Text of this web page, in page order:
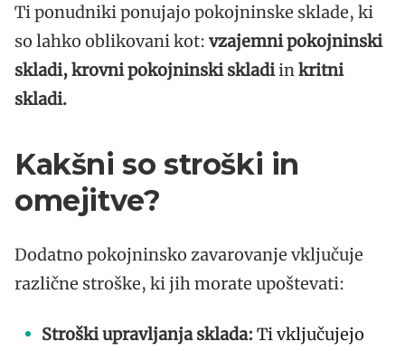
Ti ponudniki ponujajo pokojninske sklade, ki
so lahko oblikovani kot: vzajemni pokojninski
skladi, krovni pokojninski skladiin kritni
skladi.
Kakšni so stroški in
omejitve?
Dodatno pokojninsko zavarovanje vključuje
različne stroške, ki jih morate upoštevati:
Stroški upravljanja sklada: Ti vključujejo